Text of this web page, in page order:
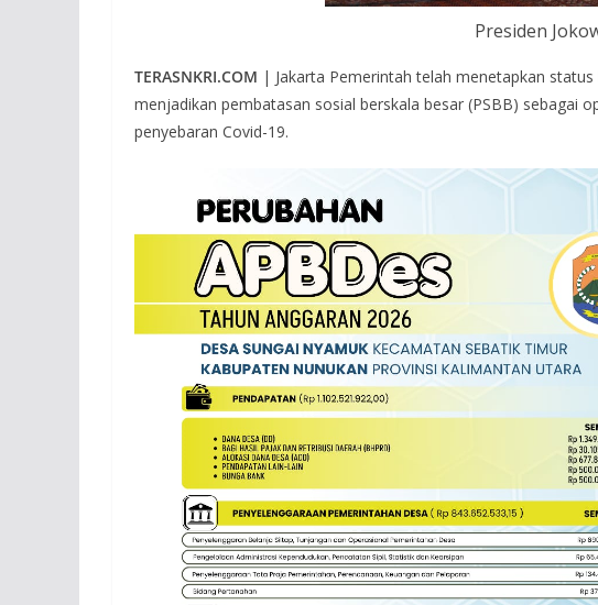
Presiden
TERASNKRI.COM | Jakarta Pemerintah telah menetapkan
menjadikan pembatasan sosial berskala besar (PSBB) sebagai
penyebaran Covid-19.